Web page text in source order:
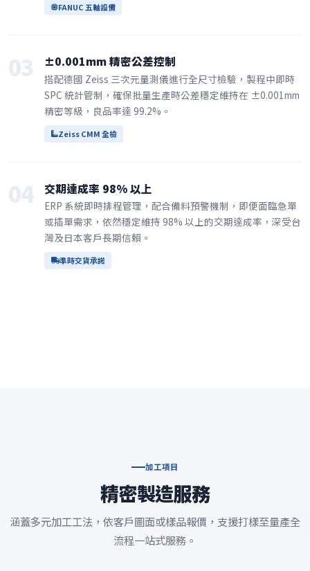
FANUC 五軸設備
±0.001mm 精密公差控制
搭配德國 Zeiss 三次元量測儀進行全尺寸檢驗，製程中即時
SPC 統計管制，確保批量生產時公差穩定維持在 ±0.001mm
精密等級，良品率達 99.2%。
Zeiss CMM 全檢
交期達成率 98% 以上
ERP 系統即時排程管理，配合備料預警機制，即便面臨急單
或插單需求，依然穩定維持 98% 以上的交期達成率，深受台
灣及日本客戶長期信賴。
準時交貨承諾
加工項目
精密製造服務
涵蓋多元加工工法，依客戶圖面或樣品報價，支援打樣至量產全
流程一站式服務。